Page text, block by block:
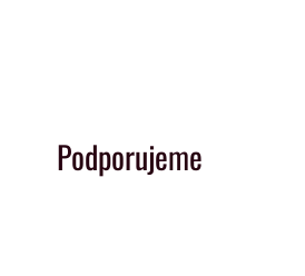
Podporujeme